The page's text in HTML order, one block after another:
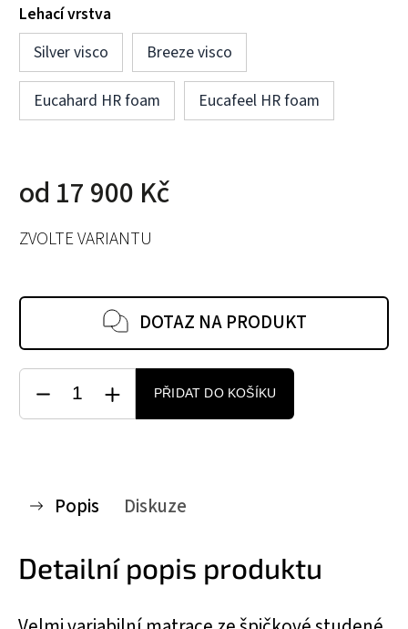
Lehací vrstva
Silver visco
Breeze visco
Eucahard HR foam Eucafeel HR foam
od 17 900 Kč
ZVOLTE VARIANTU
DOTAZ NA PRODUKT
PŘIDAT DO KOŠÍKU
Popis Diskuze
Detailní popis produktu